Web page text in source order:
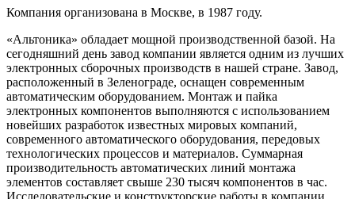
Компания организована в Москве, в 1987 году.
«Альтоника» обладает мощной производственной базой. На
сегодняшний день завод компании является одним из лучших
электронных сборочных производств в нашей стране. Завод,
расположенный в Зеленограде, оснащен современным
автоматическим оборудованием. Монтаж и пайка
электронных компонентов выполняются с использованием
новейших разработок известных мировых компаний,
современного автоматического оборудования, передовых
технологических процессов и материалов. Суммарная
производительность автоматических линий монтажа
элементов составляет свыше 230 тысяч компонентов в час.
Исследовательские и конструкторские работы в компании